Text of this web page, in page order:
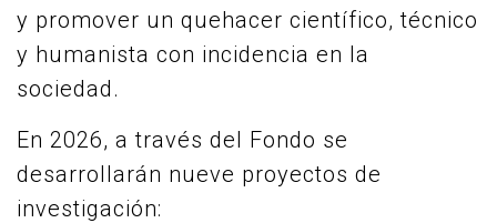
y promover un quehacer científico, técnico
y humanista con incidencia en la
sociedad.
En 2026, a través del Fondo se
desarrollarán nueve proyectos de
investigación: